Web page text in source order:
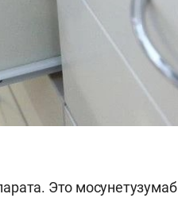
Это мосунетузумаб